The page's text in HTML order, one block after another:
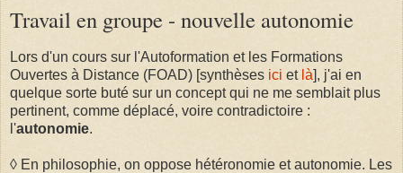
Travail en groupe - nouvelle autonomie
Lors d'un cours sur l'Autoformation et les Formations
Ouvertes à Distance (FOAD) [synthèses ici et là], j'ai en
quelque sorte buté sur un concept qui ne me semblait plus
pertinent, comme déplacé, voire contradictoire :
l'autonomie.
◊ En philosophie, on oppose hétéronomie et autonomie. Les